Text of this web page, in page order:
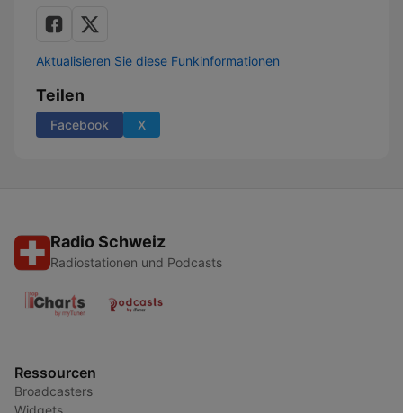
Aktualisieren Sie diese Funkinformationen
Teilen
Facebook X
Radio Schweiz
Radiostationen und Podcasts
Ressourcen
Broadcasters
Widgets